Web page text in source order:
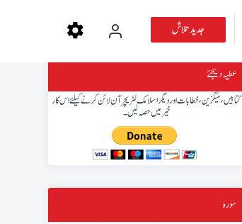
جدید تلاش
عطیہ دیجئے
کتابیں، میگزین، خطابات اور دیگر اسلامک لٹریچر آن لائن کرنے کیلئے اس کار
خیر میں حصہ لیں۔
سورہ